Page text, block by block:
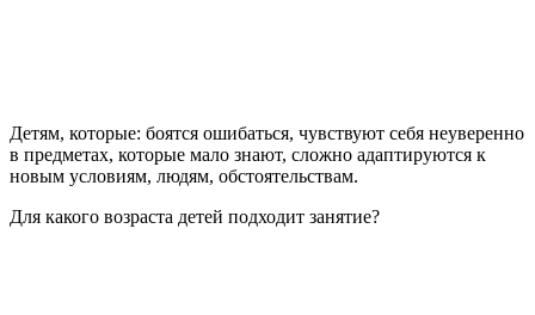
Детям, которые: боятся ошибаться, чувствуют себя неуверенно
в предметах, которые мало знают, сложно адаптируются к
новым условиям, людям, обстоятельствам.
Для какого возраста детей подходит занятие?